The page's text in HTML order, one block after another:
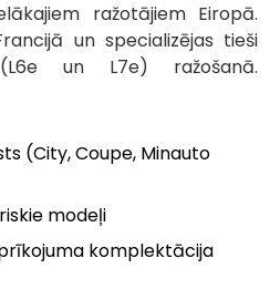
ražotājiem Eiropā.
un specializējas tieši
un L7e) ražošanā.
(City, Coupe, Minauto
modeļi
komplektācija